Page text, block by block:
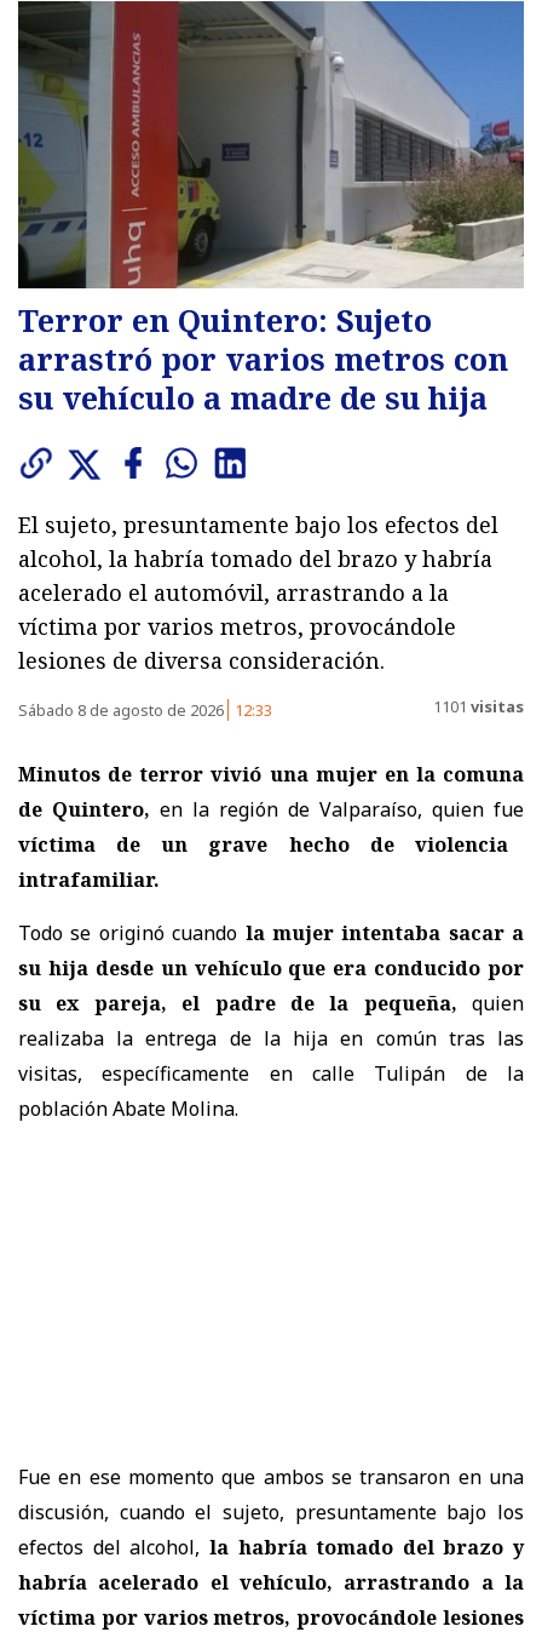
Terror en Quintero: Sujeto
arrastró por varios metros con
su vehículo a madre de su hija
El sujeto, presuntamente bajo los efectos del
alcohol, la habría tomado del brazo y habría
acelerado el automóvil, arrastrando a la
víctima por varios metros, provocándole
lesiones de diversa consideración.
Sábado 8 de agosto de 2026 12:33 1101 visitas
Minutos de terror vivió una mujer en la comuna
de Quintero, en la región de Valparaíso, quien fue
víctima de un grave hecho de violencia
intrafamiliar.
Todo se originó cuando la mujer intentaba sacar a
su hija desde un vehículo que era conducido por
su ex pareja, el padre de la pequeña, quien
realizaba la entrega de la hija en común tras las
visitas, específicamente en calle Tulipán de la
población Abate Molina.
Fue en ese momento que ambos se transaron en una
discusión, cuando el sujeto, presuntamente bajo los
efectos del alcohol, la habría tomado del brazo y
habría acelerado el vehículo, arrastrando a la
víctima por varios metros, provocándole lesiones